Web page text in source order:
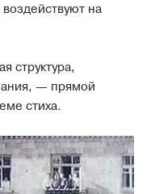
на
структура,
— прямой
стиха.